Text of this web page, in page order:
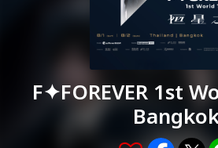
F✦FOREVER 1st